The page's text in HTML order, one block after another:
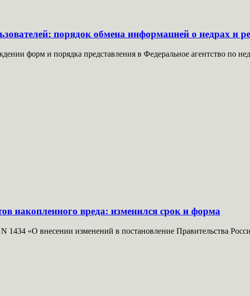
порядок обмена информацией о недрах и
форм и порядка представления в Федеральное агентство по
накопленного вреда: изменился срок и форма
«О внесении изменений в постановление Правительства